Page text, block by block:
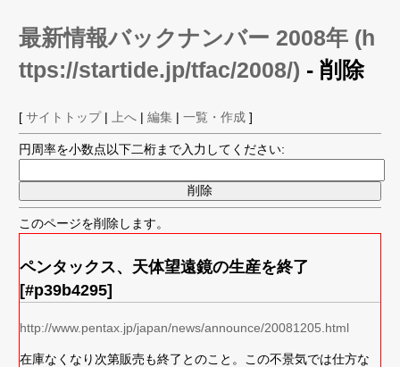
最新情報バックナンバー 2008年 (h
ttps://startide.jp/tfac/2008/) - 削除
[ サイトトップ| 上へ | 編集 | 一覧・作成 ]
円周率を小数点以下二桁まで入力してください:
このページを削除します。
ペンタックス、天体望遠鏡の生産を終了
[#p39b4295]
http://www.pentax.jp/japan/news/announce/20081205.html
在庫なくなり次第販売も終了とのこと。この不景気では仕方な